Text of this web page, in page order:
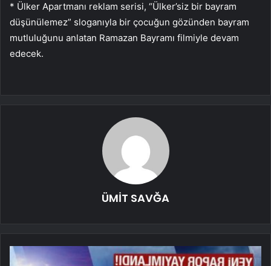
* Ülker Apartmanı reklam serisi, “Ülker’siz bir bayram
düşünülemez” sloganıyla bir çocuğun gözünden bayram
mutluluğunu anlatan Ramazan Bayramı filmiyle devam
edecek.
ÜMİT SAVĞA